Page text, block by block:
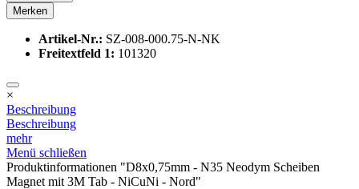
Merken
Artikel-Nr.: SZ-008-000.75-N-NK
Freitextfeld 1: 101320
×
Beschreibung
Beschreibung
mehr
Menü schließen
Produktinformationen "D8x0,75mm - N35 Neodym Scheiben
Magnet mit 3M Tab - NiCuNi - Nord"